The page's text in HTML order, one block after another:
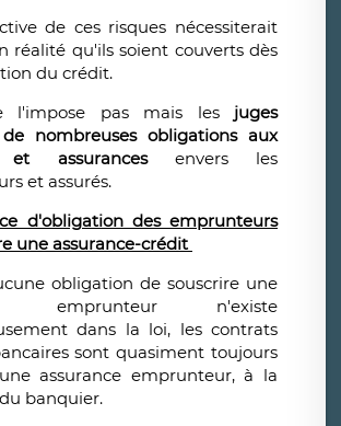
de ces risques nécessiterait
réalité qu'ils soient couverts dès
du crédit.
l'impose pas mais les juges
nombreuses obligations aux
et assurancesenvers les
et assurés.
d'obligation des emprunteurs
une assurance-crédit
obligation de souscrire une
emprunteur n'existe
dans la loi, les contrats
sont quasiment toujours
assurance emprunteur, à la
banquier.